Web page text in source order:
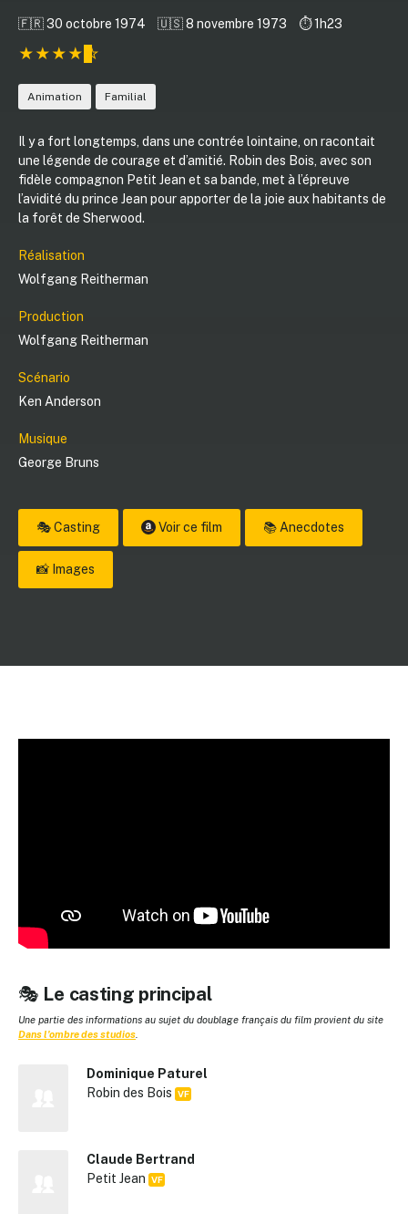
🇫🇷 30 octobre 1974 🇺🇸 8 novembre 1973 ⏱️ 1h23
Animation Familial
Il y a fort longtemps, dans une contrée lointaine, on racontait
une légende de courage et d’amitié. Robin des Bois, avec son
fidèle compagnon Petit Jean et sa bande, met à l’épreuve
l’avidité du prince Jean pour apporter de la joie aux habitants de
la forêt de Sherwood.
Réalisation
Wolfgang Reitherman
Production
Wolfgang Reitherman
Scénario
Ken Anderson
Musique
George Bruns
🎭 Casting Voir ce film 📚 Anecdotes
📸 Images
🎭 Le casting principal
Une partie des informations au sujet du doublage français du film provient du site
Dans l'ombre des studios
Dominique Paturel
Robin des Bois VF
Claude Bertrand
Petit Jean VF